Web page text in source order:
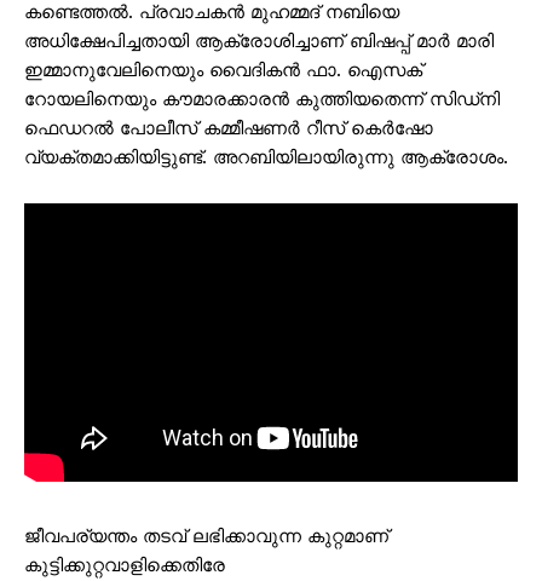
കണ്ടെത്തൽ. പ്രവാചകൻ മുഹമ്മദ് നബിയെ
അധിക്ഷേപിച്ചതായി ആക്രോശിച്ചാണ് ബിഷപ്പ് മാർ മാരി
ഇമ്മാനുവേലിനെയും വൈദികൻ ഫാ. ഐസക്
റോയലിനെയും കൗമാരക്കാരൻ കുത്തിയതെന്ന് സിഡ്‌നി
ഫെഡറൽ പോലീസ് കമ്മീഷണർ റീസ് കെർഷോ
വ്യക്തമാക്കിയിട്ടുണ്ട്. അറബിയിലായിരുന്നു ആക്രോശം.
ജീവപര്യന്തം തടവ് ലഭിക്കാവുന്ന കുറ്റമാണ്
കുട്ടിക്കുറ്റവാളിക്കെതിരേ